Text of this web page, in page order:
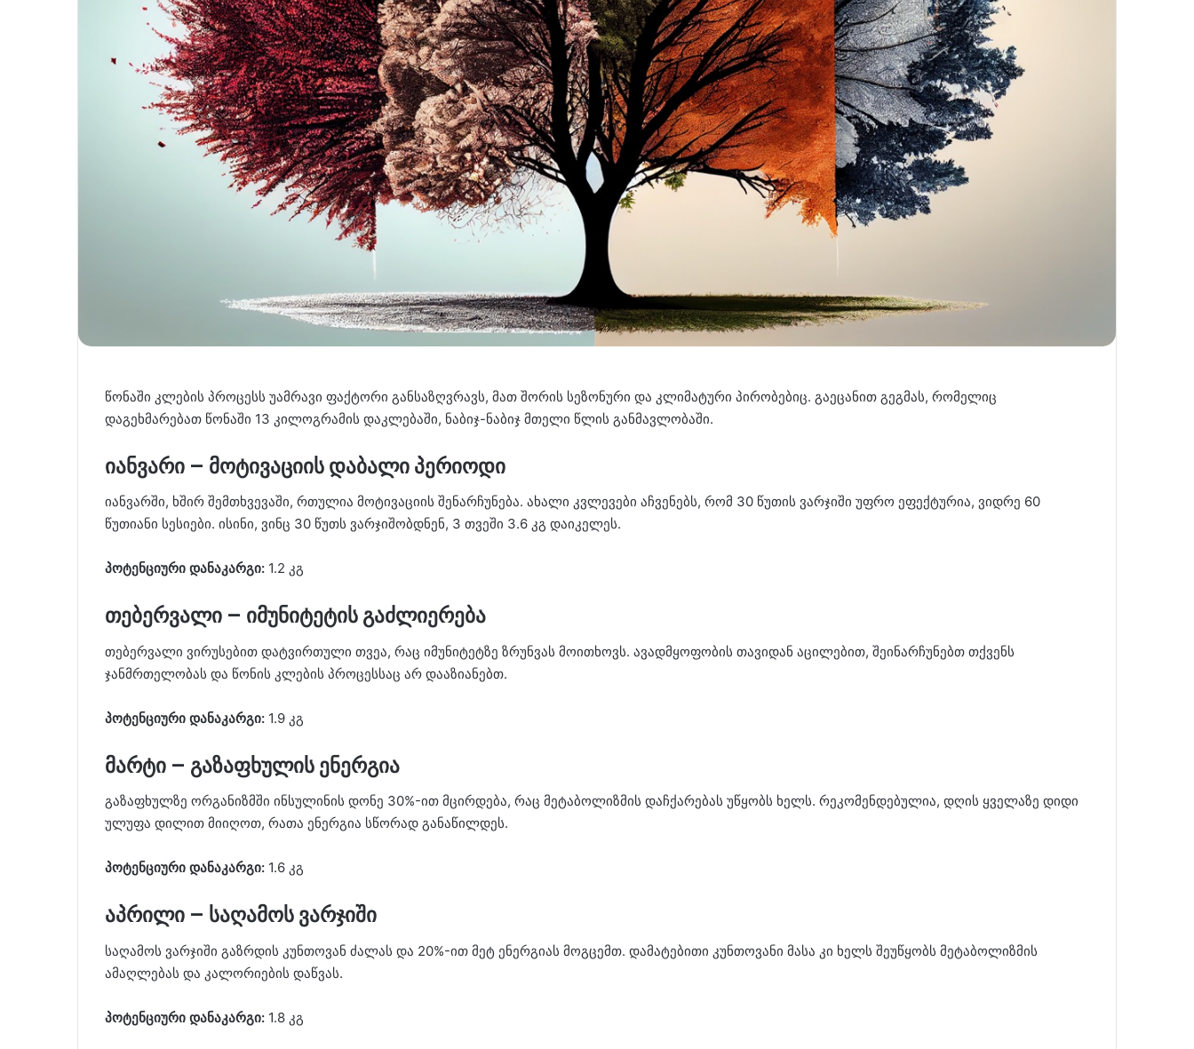
წონაში კლების პროცესს უამრავი ფაქტორი განსაზღვრავს, მათ შორის სეზონური და კლიმატური პირობებიც. გაეცანით გეგმას, რომელიც
დაგეხმარებათ წონაში 13 კილოგრამის დაკლებაში, ნაბიჯ-ნაბიჯ მთელი წლის განმავლობაში.
იანვარი – მოტივაციის დაბალი პერიოდი
იანვარში, ხშირ შემთხვევაში, რთულია მოტივაციის შენარჩუნება. ახალი კვლევები აჩვენებს, რომ 30 წუთის ვარჯიში უფრო ეფექტურია, ვიდრე 60
წუთიანი სესიები. ისინი, ვინც 30 წუთს ვარჯიშობდნენ, 3 თვეში 3.6 კგ დაიკელეს.
პოტენციური დანაკარგი: 1.2 კგ
თებერვალი – იმუნიტეტის გაძლიერება
თებერვალი ვირუსებით დატვირთული თვეა, რაც იმუნიტეტზე ზრუნვას მოითხოვს. ავადმყოფობის თავიდან აცილებით, შეინარჩუნებთ თქვენს
ჯანმრთელობას და წონის კლების პროცესსაც არ დააზიანებთ.
პოტენციური დანაკარგი: 1.9 კგ
მარტი – გაზაფხულის ენერგია
გაზაფხულზე ორგანიზმში ინსულინის დონე 30%-ით მცირდება, რაც მეტაბოლიზმის დაჩქარებას უწყობს ხელს. რეკომენდებულია, დღის ყველაზე დიდი
ულუფა დილით მიიღოთ, რათა ენერგია სწორად განაწილდეს.
პოტენციური დანაკარგი: 1.6 კგ
აპრილი – საღამოს ვარჯიში
საღამოს ვარჯიში გაზრდის კუნთოვან ძალას და 20%-ით მეტ ენერგიას მოგცემთ. დამატებითი კუნთოვანი მასა კი ხელს შეუწყობს მეტაბოლიზმის
ამაღლებას და კალორიების დაწვას.
პოტენციური დანაკარგი: 1.8 კგ